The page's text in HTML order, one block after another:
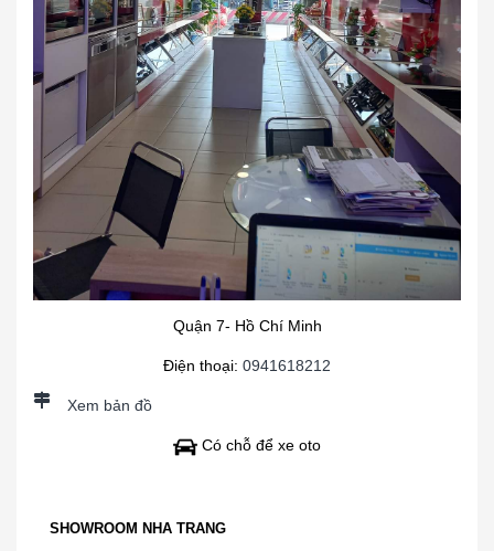
Quận 7- Hồ Chí Minh
Điện thoại: 0941618212
Xem bản đồ
Có chỗ để xe oto
SHOWROOM NHA TRANG